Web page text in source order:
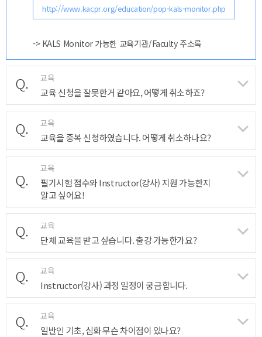
http://www.kacpr.org/education/pop-kals-monitor.php
-> KALS Monitor 가능한 교육기관/Faculty 주소록
Q. 교육
교육 신청을 잘못한거 같아요, 어떻게 취소하죠?
Q. 교육
교육을 중복 신청하였습니다. 어떻게 취소하나요?
Q.
교육
필기시험 점수와 Instructor(강사) 지원 가능한지
알고 싶어요!
Q. 교육
단체 교육을 받고 싶습니다. 출강 가능한가요?
Q. 교육
Instructor(강사) 과정 일정이 궁금합니다.
Q. 교육
일반인 기초, 심화 무슨 차이점이 있나요?